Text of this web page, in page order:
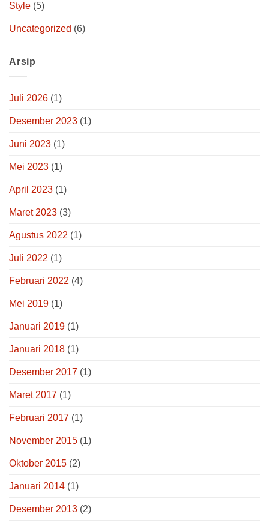
Style (5)
Uncategorized (6)
Arsip
Juli 2026 (1)
Desember 2023 (1)
Juni 2023 (1)
Mei 2023 (1)
April 2023 (1)
Maret 2023 (3)
Agustus 2022 (1)
Juli 2022 (1)
Februari 2022 (4)
Mei 2019 (1)
Januari 2019 (1)
Januari 2018 (1)
Desember 2017 (1)
Maret 2017 (1)
Februari 2017 (1)
November 2015 (1)
Oktober 2015 (2)
Januari 2014 (1)
Desember 2013 (2)